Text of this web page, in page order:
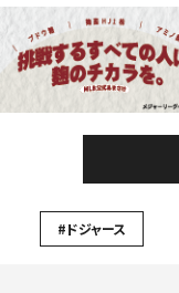
#ドジャース